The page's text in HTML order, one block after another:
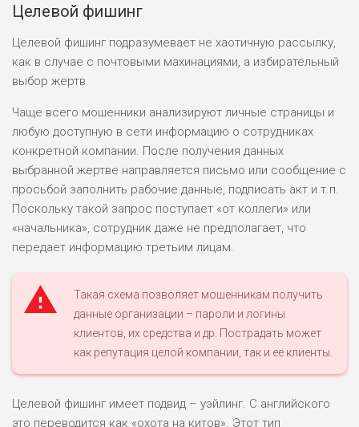
Целевой фишинг
Целевой фишинг подразумевает не хаотичную рассылку,
как в случае с почтовыми махинациями, а избирательный
выбор жертв.
Чаще всего мошенники анализируют личные страницы и
любую доступную в сети информацию о сотрудниках
конкретной компании. После получения данных
выбранной жертве направляется письмо или сообщение с
просьбой заполнить рабочие данные, подписать акт и т.п.
Поскольку такой запрос поступает «от коллеги» или
«начальника», сотрудник даже не предполагает, что
передает информацию третьим лицам.
Такая схема позволяет мошенникам получить
данные организации – пароли и логины
клиентов, их средства и др. Пострадать может
как репутация целой компании, так и ее клиенты.
Целевой фишинг имеет подвид – уэйлинг. С английского
это переводится как «охота на китов». Этот тип